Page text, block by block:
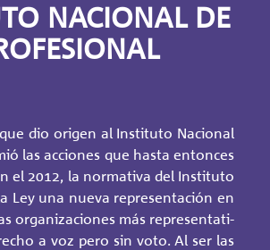
NACIONAL DE
dio ori­gen al Ins­ti­tu­to Na­cio­nal
las ac­cio­nes que hasta en­ton­ces
el 2012, la nor­ma­ti­va del Ins­ti­tu­to
Ley una nueva re­pre­sen­ta­ción en
or­ga­ni­za­cio­nes más re­pre­sen­ta­ti­
a voz pero sin voto. Al ser las